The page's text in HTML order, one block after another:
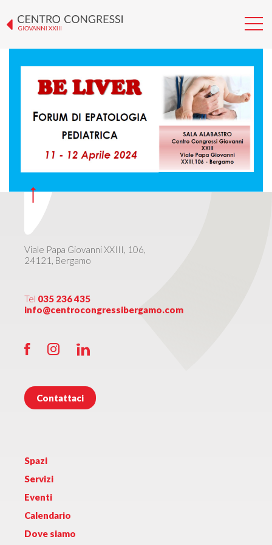
BE LIVER – FORUM DI
EPATOLOGIA PEDIATRICA
Viale Papa Giovanni XXIII, 106,
24121, Bergamo
Tel 035 236 435
info@centrocongressibergamo.com
Contattaci
Spazi
Servizi
Eventi
Calendario
Dove siamo